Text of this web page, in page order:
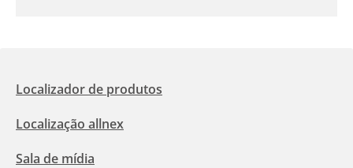
Localizador de produtos
Localização allnex
Sala de mídia